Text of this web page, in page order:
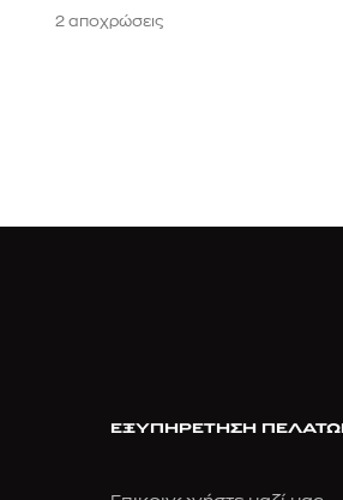
2 αποχρώσεις
ΕΞΥΠΗΡΕΤΗΣΗ